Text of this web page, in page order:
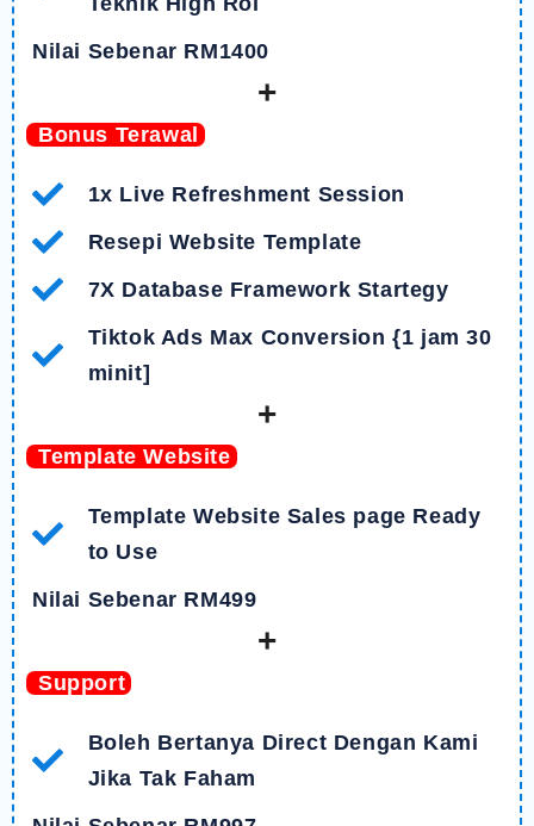
Nilai Sebenar RM1400
+
Bonus Terawal
1x Live Refreshment Session
Resepi Website Template
7X Database Framework Startegy
Tiktok Ads Max Conversion {1 jam 30
minit]
+
Template Website
Template Website Sales page Ready
to Use
Nilai Sebenar RM499
+
Support
Boleh Bertanya Direct Dengan Kami
Jika Tak Faham